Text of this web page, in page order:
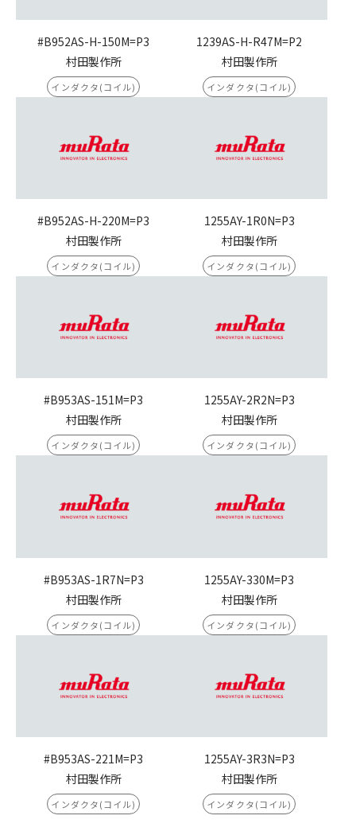
#B952AS-H-150M=P3
村田製作所
インダクタ(コイル)
1239AS-H-R47M=P2
村田製作所
インダクタ(コイル)
#B952AS-H-220M=P3
村田製作所
インダクタ(コイル)
1255AY-1R0N=P3
村田製作所
インダクタ(コイル)
#B953AS-151M=P3
村田製作所
インダクタ(コイル)
1255AY-2R2N=P3
村田製作所
インダクタ(コイル)
#B953AS-1R7N=P3
村田製作所
インダクタ(コイル)
1255AY-330M=P3
村田製作所
インダクタ(コイル)
#B953AS-221M=P3
村田製作所
インダクタ(コイル)
1255AY-3R3N=P3
村田製作所
インダクタ(コイル)